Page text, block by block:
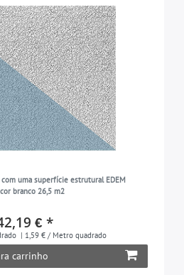
uma superfície estrutural EDEM
branco 26,5 m2
€ *
| 1,59 € / Metro quadrado
carrinho